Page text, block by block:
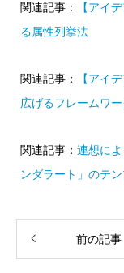
関連記事：
【アイ
る属性列挙法
関連記事：
【アイ
広げるフレームワー
関連記事： 連想に
ンダラート」のテ
前の記事